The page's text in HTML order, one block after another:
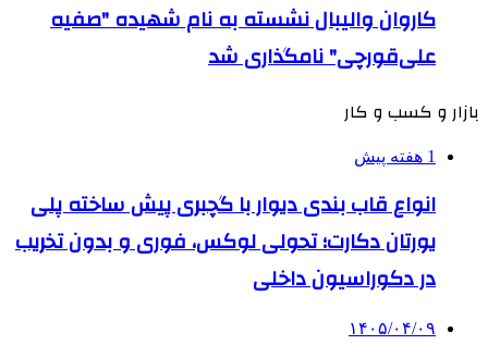
کاروان والیبال نشسته به نام شهیده "صفیه
علی‌قورچی" نامگذاری شد
بازار و کسب و کار
1 هفته پیش
انواع قاب بندی دیوار با گچبری پیش ساخته پلی
یورتان دکارت؛ تحولی لوکس، فوری و بدون تخریب
در دکوراسیون داخلی
۱۴۰۵/۰۴/۰۹